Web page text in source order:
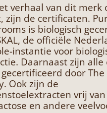
verhaal van dit merk
zijn de certificaten.
is biologisch
de officiële
instantie voor
Daarnaast zijn alle
door The
Ook zijn de
vrij
en andere